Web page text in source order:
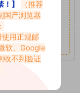
软件操作，
解压专家
中心！
】
（推荐
国产浏览器
使用正规邮
软、Google
收不到验证